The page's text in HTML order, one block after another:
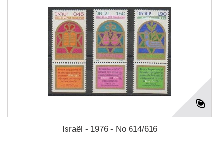
Israël - 1976 - No 614/616